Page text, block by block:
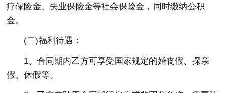
疗保险金、失业保险金等社会保险金，同时缴纳公积
金。
(二)福利待遇：
1、合同期内乙方可享受国家规定的婚丧假、探亲
假、休假等。